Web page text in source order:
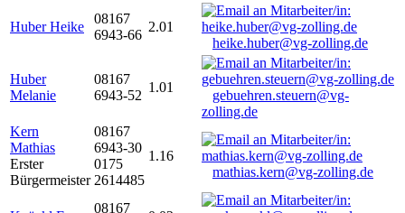
Huber Heike
08167
6943-66
2.01
heike.huber@vg-zolling.de
Huber
Melanie
08167
6943-52
1.01
gebuehren.steuern@vg-
zolling.de
Kern
Mathias
Erster
Bürgermeister
08167
6943-30
0175
2614485
1.16
mathias.kern@vg-zolling.de
08167